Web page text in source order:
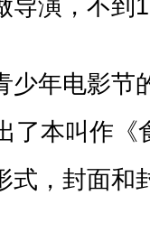
演，不到
年电影节
本叫作《
，封面和